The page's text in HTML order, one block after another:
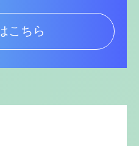
こちら